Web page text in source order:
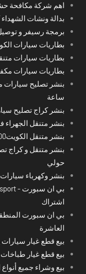
اهم شركة مكافحة
بدالة ونشات
برمجة رسيفر و توصيل ريموت 24 ساعة
بطاريات سيارات
بطاريات سيارات
بطاريات سيارات
ساعة
بنشر كراج تصليح
بنشر متنقل الجهراء
بنشر متنقل الكويت55336600
بنشر متنقل و كراج
حولي
بنشر وكهرباء سيارات
اشتراك
بي ان سبورت
العاشرة
بيع قطع غيار سيارات
بيع قطع غيار طباخات
بيع وشراء جميع